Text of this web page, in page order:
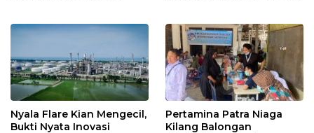
Nyala Flare Kian Mengecil,
Bukti Nyata Inovasi
Pertamina Patra Niaga
Kilang Balongan